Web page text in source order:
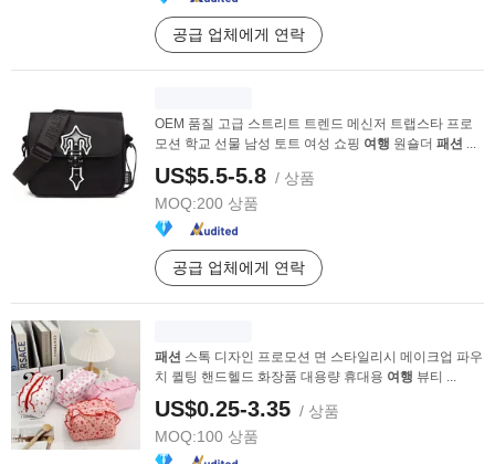
공급 업체에게 연락
OEM 품질 고급 스트리트 트렌드 메신저 트랩스타 프로
모션 학교 선물 남성 토트 여성 쇼핑 여행 원숄더 패션 ...
US$5.5-5.8 / 상품
MOQ:200 상품
공급 업체에게 연락
패션 스톡 디자인 프로모션 면 스타일리시 메이크업 파우
치 퀼팅 핸드헬드 화장품 대용량 휴대용 여행 뷰티 ...
US$0.25-3.35 / 상품
MOQ:100 상품